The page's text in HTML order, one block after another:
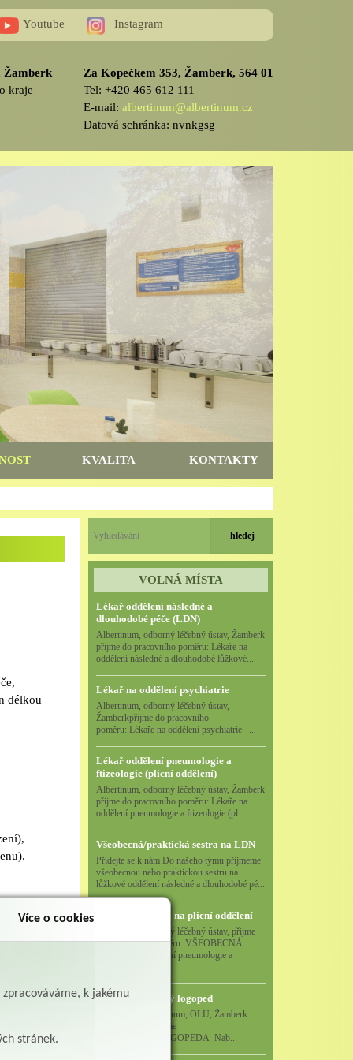
Youtube Instagram
Za Kopečkem 353, Žamberk, 564 01
Tel: +420 465 612 111
E-mail:albertinum@albertinum.cz
Datová schránka: nvnkgsg
Žamberk
kraje
KVALITA KONTAKTY
délkou
VOLNÁ MÍSTA
Lékař oddělení následné a
dlouhodobé péče (LDN)
Albertinum, odborný léčebný ústav, Žamberk
přijme do pracovního poměru: Lékaře na
oddělení následné a dlouhodobé lůžkové...
Lékař na oddělení psychiatrie
Albertinum, odborný léčebný ústav,
Žamberkpřijme do pracovního
poměru: Lékaře na oddělení psychiatrie ...
Lékař oddělení pneumologie a
ftizeologie (plicní oddělení)
Albertinum, odborný léčebný ústav, Žamberk
přijme do pracovního poměru: Lékaře na
oddělení pneumologie a ftizeologie (pl...
Všeobecná/praktická sestra na LDN
Přidejte se k nám Do našeho týmu přijmeme
všeobecnou nebo praktickou sestru na
lůžkové oddělení následné a dlouhodobé pé...
Všeobecná sestra na plicní oddělení
Albertinum, odborný léčebný ústav, přijme
do pracovního poměru: VŠEOBECNÁ
SESTRA na oddělení pneumologie a
Logoped/klinický logoped
Albertinum, OLÚ, Žamberk
přijme
KLINICKÉHO LOGOPEDA Nab...
Více o cookies
k jakému
stránek.